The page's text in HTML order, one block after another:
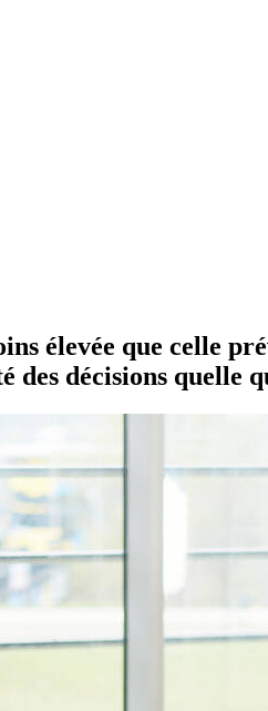
élevée que celle
décisions quelle